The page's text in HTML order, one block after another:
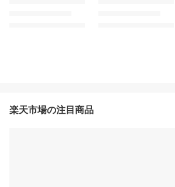
楽天市場の注目商品